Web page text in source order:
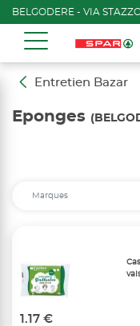
BELGODERE - VIA
Entretien Bazar
Eponges
1.17 €